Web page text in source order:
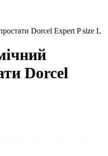
Dorcel Expert P size L
Dorcel